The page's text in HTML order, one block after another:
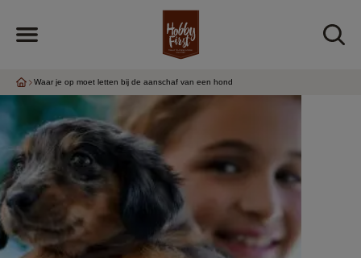
Waar je op moet letten bij de aanschaf van een hond